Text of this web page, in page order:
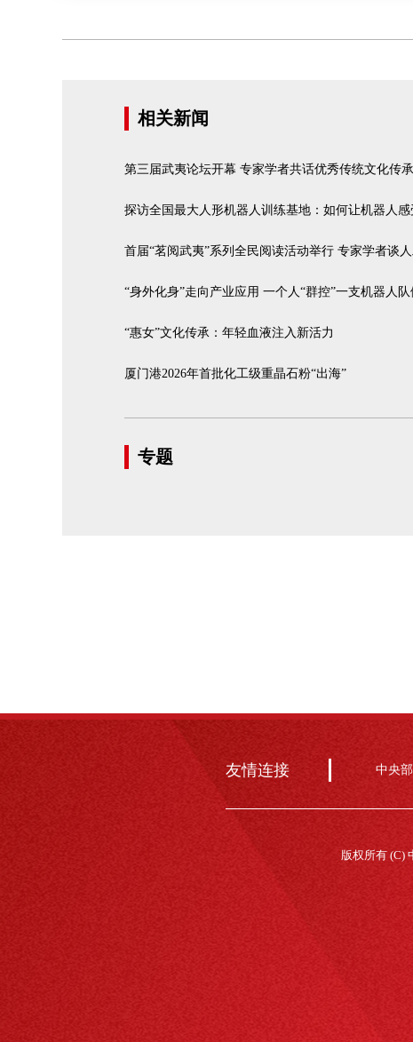
相关新闻
第三届武夷论坛开幕 专家学者共话优秀传统文化传
探访全国最大人形机器人训练基地：如何让机器人感
首届“茗阅武夷”系列全民阅读活动举行 专家学者谈
“身外化身”走向产业应用 一个人“群控”一支机器人
“惠女”文化传承：年轻血液注入新活力
厦门港2026年首批化工级重晶石粉“出海”
专题
友情连接 中央
版权所有 (C)